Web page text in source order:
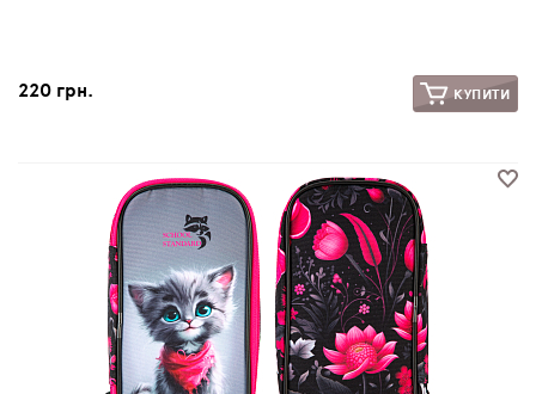
220 грн. КУПИТИ